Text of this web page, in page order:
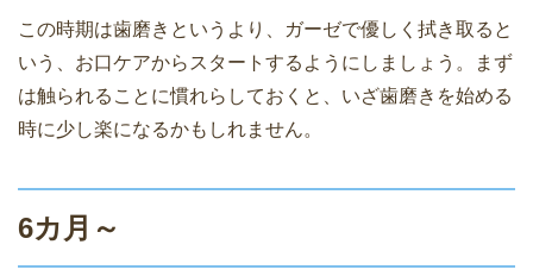
この時期は歯磨きというより、ガーゼで優しく拭き取ると
いう、お口ケアからスタートするようにしましょう。まず
は触られることに慣れらしておくと、いざ歯磨きを始める
時に少し楽になるかもしれません。
6カ月～